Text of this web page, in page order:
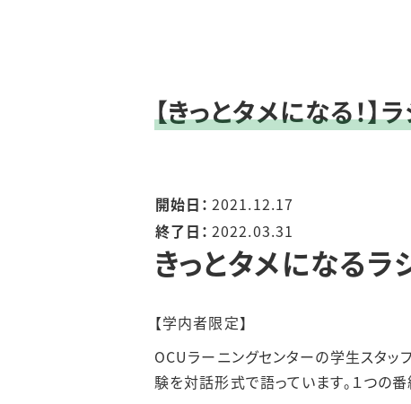
【きっとタメになる！
開始日： 2021.12.17
終了日： 2022.03.31
きっとタメになるラ
【学内者限定】
OCUラーニングセンターの学生スタッ
験を対話形式で語っています。１つの